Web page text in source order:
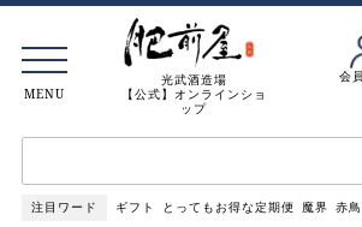
光武酒造場
【公式】オンラインショ
ップ
会
注目ワード ギフト とってもお得な定期便 魔界 赤
MENU